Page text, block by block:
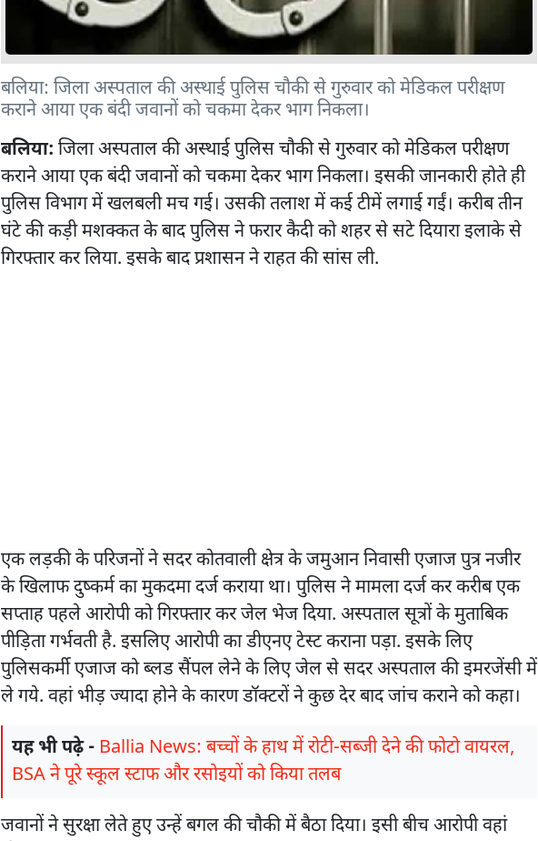
बलिया: जिला अस्पताल की अस्थाई पुलिस चौकी से गुरुवार को मेडिकल परीक्षण
कराने आया एक बंदी जवानों को चकमा देकर भाग निकला।
बलिया: जिला अस्पताल की अस्थाई पुलिस चौकी से गुरुवार को मेडिकल परीक्षण
कराने आया एक बंदी जवानों को चकमा देकर भाग निकला। इसकी जानकारी होते ही
पुलिस विभाग में खलबली मच गई। उसकी तलाश में कई टीमें लगाई गईं। करीब तीन
घंटे की कड़ी मशक्कत के बाद पुलिस ने फरार कैदी को शहर से सटे दियारा इलाके से
गिरफ्तार कर लिया. इसके बाद प्रशासन ने राहत की सांस ली.
एक लड़की के परिजनों ने सदर कोतवाली क्षेत्र के जमुआन निवासी एजाज पुत्र नजीर
के खिलाफ दुष्कर्म का मुकदमा दर्ज कराया था। पुलिस ने मामला दर्ज कर करीब एक
सप्ताह पहले आरोपी को गिरफ्तार कर जेल भेज दिया. अस्पताल सूत्रों के मुताबिक
पीड़िता गर्भवती है. इसलिए आरोपी का डीएनए टेस्ट कराना पड़ा. इसके लिए
पुलिसकर्मी एजाज को ब्लड सैंपल लेने के लिए जेल से सदर अस्पताल की इमरजेंसी में
ले गये. वहां भीड़ ज्यादा होने के कारण डॉक्टरों ने कुछ देर बाद जांच कराने को कहा।
यह भी पढ़े - Ballia News: बच्चों के हाथ में रोटी-सब्जी देने की फोटो वायरल,
BSA ने पूरे स्कूल स्टाफ और रसोइयों को किया तलब
जवानों ने सुरक्षा लेते हुए उन्हें बगल की चौकी में बैठा दिया। इसी बीच आरोपी वहां